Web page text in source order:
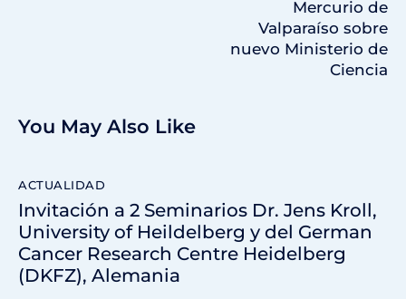
Mercurio de
Valparaíso sobre
nuevo Ministerio de
Ciencia
You May Also Like
ACTUALIDAD
Invitación a 2 Seminarios Dr. Jens Kroll,
University of Heildelberg y del German
Cancer Research Centre Heidelberg
(DKFZ), Alemania